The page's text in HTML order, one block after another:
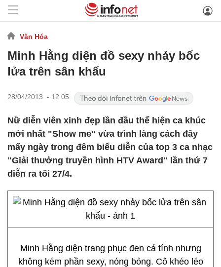
Văn Hóa
Minh Hằng diện đồ sexy nhảy bốc
lửa trên sân khấu
28/04/2013 - 12:05
Nữ diễn viên xinh đẹp lần đầu thể hiện ca khúc
mới nhất "Show me" vừa trình làng cách đây
mấy ngày trong đêm biểu diễn của top 3 ca nhạc
"Giải thưởng truyền hình HTV Award" lần thứ 7
diễn ra tối 27/4.
Minh Hằng diện trang phục đen cá tính nhưng
không kém phần sexy, nóng bỏng. Cô khéo léo